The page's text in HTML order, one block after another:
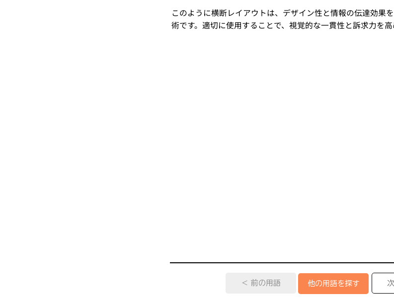
このように横断レイアウトは、デザイン性と情報の伝達効果
術です。適切に使用することで、視覚的な一貫性と訴求力を高
＜ 前の用語 他の用語を探す